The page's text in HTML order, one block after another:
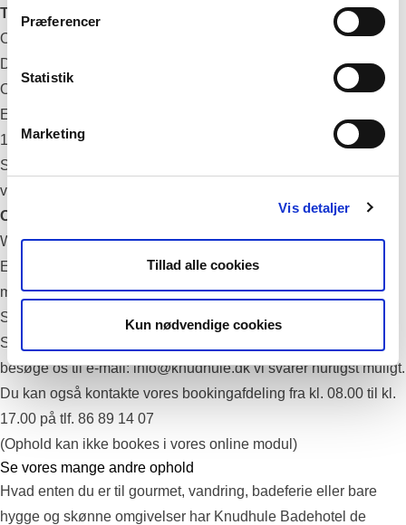
Præferencer
Statistik
Marketing
Vis detaljer
Tillad alle cookies
Kun nødvendige cookies
Tilvalg til opholdet:
Opgradering af værelse til Annekshus, Hytte eller
Dobbeltværelse 100,- pr. person, pr. døgn
Opgradering til brudeværelse 200,- pr. person, pr. døgn
Ekstra overnatning med 3-retters middag og morgencomplet –
1.425 kr. for 2 personer
Send en forespørgsel, eller bestil et ophold ved at skrive til
vores bookingafdeling på
Opholdet inkluderer også gratis:
WIFI
En runde minigolf på vores flotte og udfordrende 12 hullers
minigolfbane
Sådan booker du dit ophold:
Send en forespørgsel med dato for hvornår du ønsker at
besøge os til e-mail:info@knudhule.dkvi svarer hurtigst muligt.
Du kan også kontakte vores bookingafdeling fra kl. 08.00 til kl.
17.00 på tlf. 86 89 14 07
(Ophold kan ikke bookes i vores online modul)
Se vores mange andre ophold
Hvad enten du er til gourmet, vandring, badeferie eller bare
hygge og skønne omgivelser har Knudhule Badehotel de